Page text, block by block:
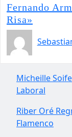
Fernando
Risa»
Micheille
Laboral
Riber Oré
Flamenco